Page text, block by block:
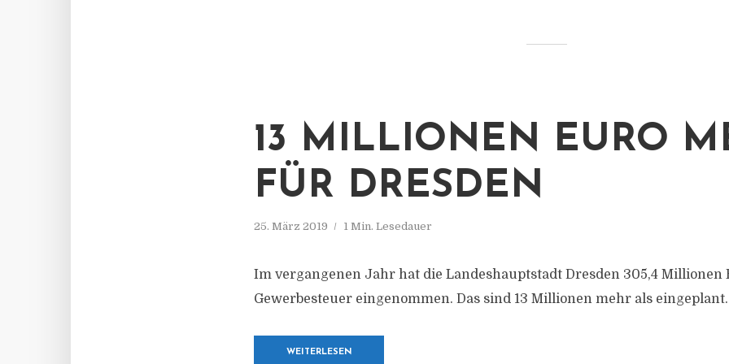
13 MILLIONEN EURO
FÜR DRESDEN
25. März 2019 1 Min. Lesedauer
Im vergangenen Jahr hat die Landeshauptstadt Dresden 305,4 Millionen
Gewerbesteuer eingenommen. Das sind 13 Millionen mehr als eingeplant.
WEITERLESEN